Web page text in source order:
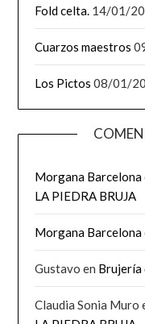
Fold celta. 14/01/
Cuarzos maestros
Los Pictos 08/01/
Morgana Barcelona
LA PIEDRA BRUJA
Morgana Barcelona
Gustavo en Brujería
Claudia Sonia Muro